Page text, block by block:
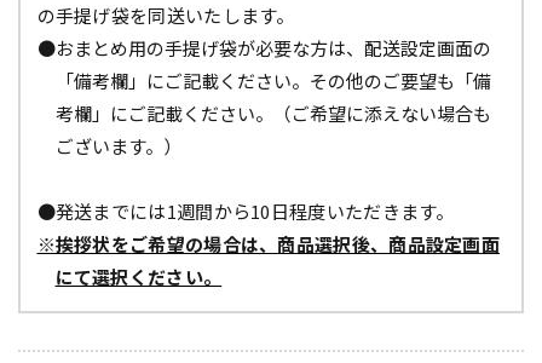
の手提げ袋を同送いたします。
●おまとめ用の手提げ袋が必要な方は、配送設定画面の
「備考欄」にご記載ください。その他のご要望も「備
考欄」にご記載ください。（ご希望に添えない場合も
ございます。）
●発送までには1週間から10日程度いただきます。
※挨拶状をご希望の場合は、商品選択後、商品設定画面
にて選択ください。